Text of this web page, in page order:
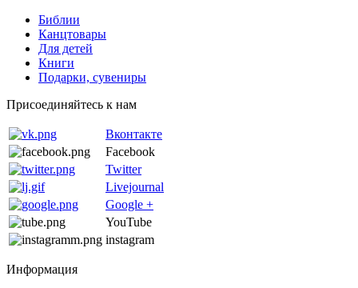
Библии
Канцтовары
Для детей
Книги
Подарки, сувениры
Присоединяйтесь к нам
Вконтакте
Facebook
Twitter
Livejournal
Google +
YouTube
instagram
Информация